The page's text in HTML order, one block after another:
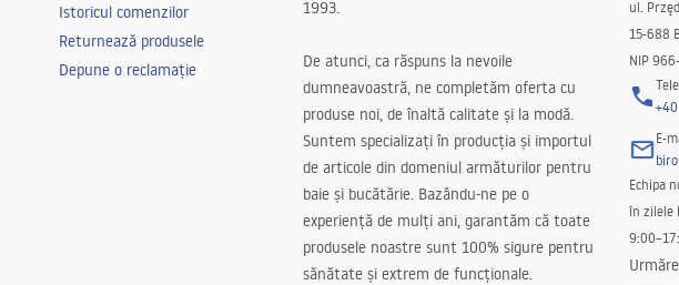
Istoricul comenzilor
Returnează produsele
Depune o reclamație
1993.
De atunci, ca răspuns la nevoile
dumneavoastră, ne completăm oferta cu
produse noi, de înaltă calitate și la modă.
Suntem specializați în producția și importul
de articole din domeniul armăturilor pentru
baie și bucătărie. Bazându-ne pe o
experiență de mulți ani, garantăm că toate
produsele noastre sunt 100% sigure pentru
sănătate și extrem de funcționale.
ul.
15-688
NIP
E-
Echipa
în zilele